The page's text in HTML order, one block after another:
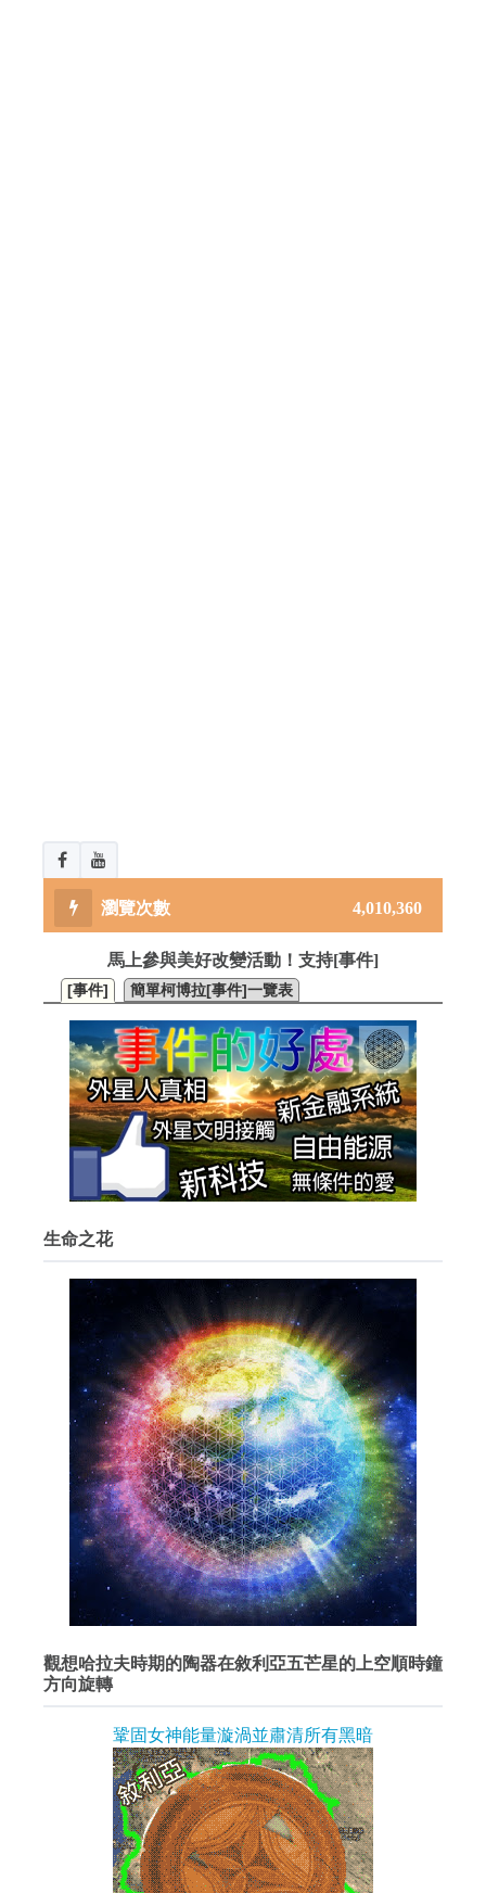
4,010,360
馬上參與美好改變活動！支持[事件]
[事件] 簡單柯博拉[事件]一覽表
生命之花
觀想哈拉夫時期的陶器在敘利亞五芒星的上空順時鐘
方向旋轉
鞏固女神能量漩渦並肅清所有黑暗